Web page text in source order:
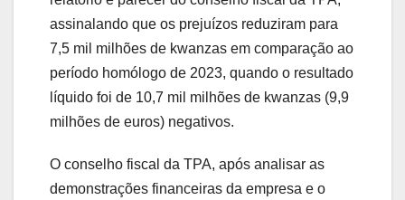
assinalando que os prejuízos reduziram para
7,5 mil milhões de kwanzas em comparação ao
período homólogo de 2023, quando o resultado
líquido foi de 10,7 mil milhões de kwanzas (9,9
milhões de euros) negativos.
O conselho fiscal da TPA, após analisar as
demonstrações financeiras da empresa e o